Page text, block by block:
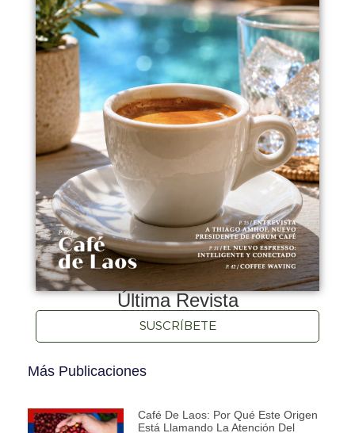
Última Revista
SUSCRÍBETE
Más Publicaciones
Café De Laos: Por Qué Este Origen
Está Llamando La Atención Del